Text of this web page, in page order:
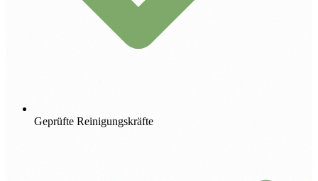
Geprüfte Reinigungskräfte